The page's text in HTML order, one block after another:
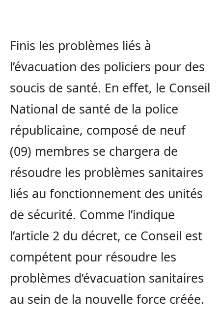
Finis les problèmes liés à
l’évacuation des policiers pour des
soucis de santé. En effet, le Conseil
National de santé de la police
républicaine, composé de neuf
(09) membres se chargera de
résoudre les problèmes sanitaires
liés au fonctionnement des unités
de sécurité. Comme l’indique
l’article 2 du décret, ce Conseil est
compétent pour résoudre les
problèmes d’évacuation sanitaires
au sein de la nouvelle force créée.